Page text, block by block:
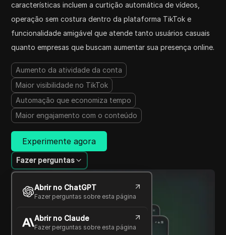
características incluem a curtição automática de vídeos,
operação sem costura dentro da plataforma TikTok e
funcionalidade amigável que atende tanto usuários casuais
quanto empresas que buscam aumentar sua presença online.
Aumento da atividade da conta
Maior visibilidade no TikTok
Automação que economiza tempo
Maior engajamento com o conteúdo
Experimente agora
Fazer perguntas
Abrir no ChatGPT
Fazer perguntas sobre esta página
Abrir no Claude
Fazer perguntas sobre esta página